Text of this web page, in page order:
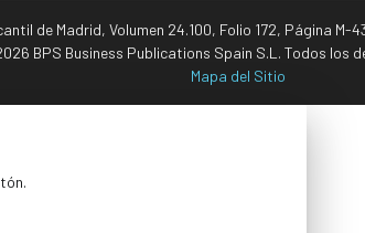
de Madrid, Volumen 24.100, Folio 172, Página
BPS Business Publications Spain S.L. Todos los
Mapa del Sitio